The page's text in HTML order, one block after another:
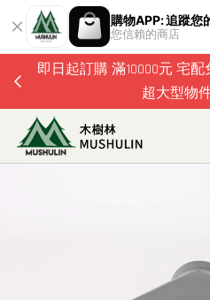
購物APP: 追蹤您
您信賴的商店
即日起訂購 滿10000元 宅
超大型物